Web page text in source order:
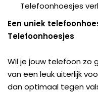
Telefoonhoesjes
Een uniek
Telefoonhoesjes
Wil je jouw telefoon zo
van een leuk uiterlijk
dan optimaal tegen